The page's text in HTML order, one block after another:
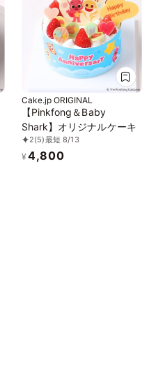
Cake.jp ORIGINAL
【Pinkfong＆Baby
Shark】オリジナルケーキ
2(5)最短 8/13
¥ 4,800